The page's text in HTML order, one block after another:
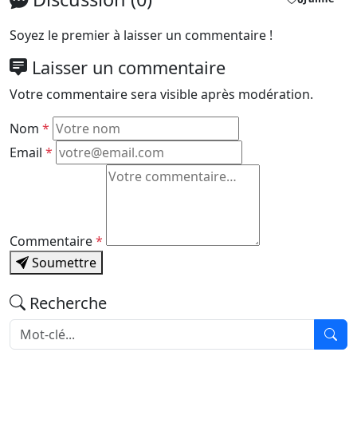
Soyez le premier à laisser un commentaire !
Laisser un commentaire
Votre commentaire sera visible après modération.
Nom *
Email *
Commentaire*
Soumettre
Recherche